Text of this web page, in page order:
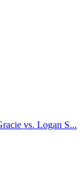
vs. Logan S...